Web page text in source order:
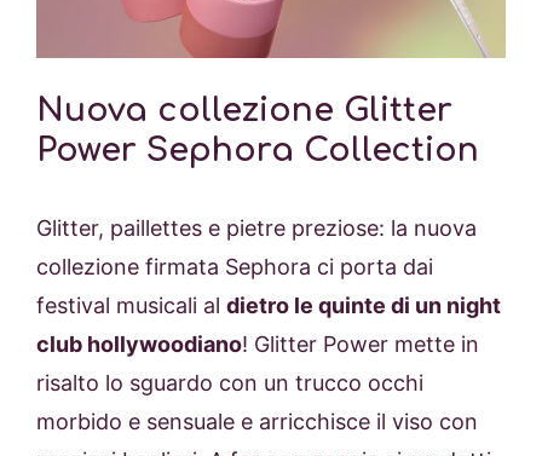
Nuova collezione Glitter
Power Sephora Collection
Glitter, paillettes e pietre preziose: la nuova
collezione firmata Sephora ci porta dai
festival musicali al dietro le quinte di un night
club hollywoodiano! Glitter Power mette in
risalto lo sguardo con un trucco occhi
morbido e sensuale e arricchisce il viso con